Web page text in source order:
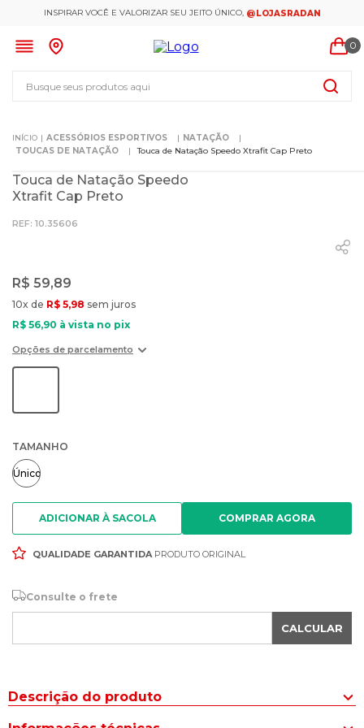
INSPIRAR VOCÊ E VALORIZAR SEU JEITO ÚNICO, @LOJASRADAN
0
ACESSÓRIOS ESPORTIVOS
NATAÇÃO
TOUCAS DE NATAÇÃO
Touca de Natação Speedo Xtrafit Cap Preto
Touca de Natação Speedo
Xtrafit Cap Preto
: 10.35606
R$ 59,89
10x de R$ 5,98 sem juros
R$ 56,90 à vista no pix
Opções de parcelamento
TAMANHO
Único
ADICIONAR À SACOLA
QUALIDADE GARANTIDAPRODUTO ORIGINAL
Consulte o frete
CALCULAR
Descrição do produto
Obtenha a sensação de leveza e conforto com a Touca de